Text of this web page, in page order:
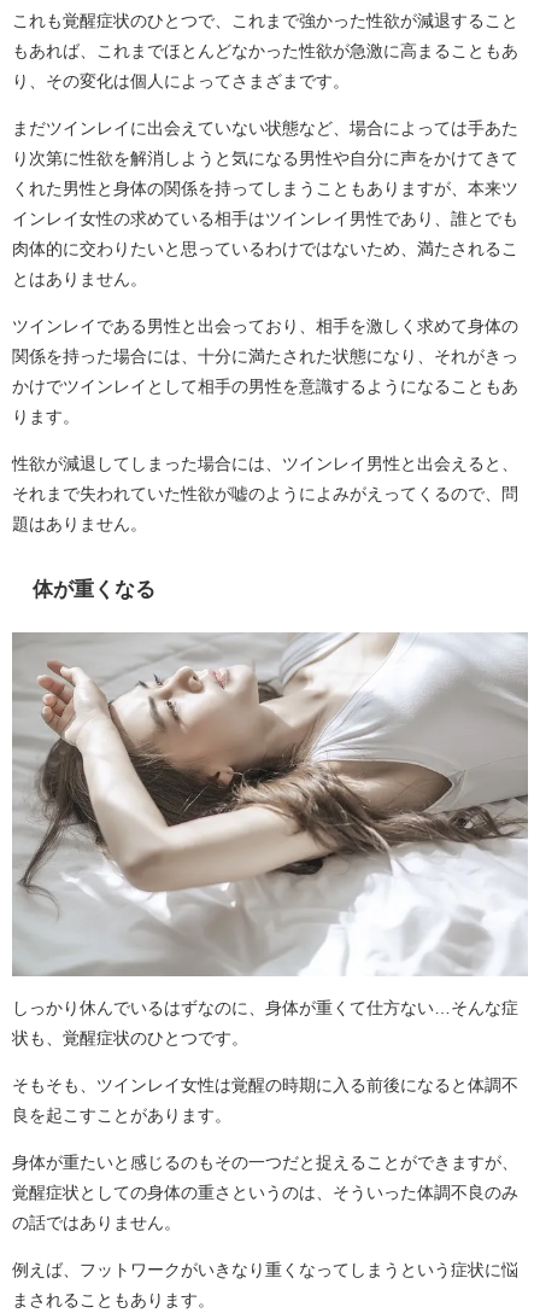
これも覚醒症状のひとつで、これまで強かった性欲が減退すること
もあれば、これまでほとんどなかった性欲が急激に高まることもあ
り、その変化は個人によってさまざまです。
まだツインレイに出会えていない状態など、場合によっては手あた
り次第に性欲を解消しようと気になる男性や自分に声をかけてきて
くれた男性と身体の関係を持ってしまうこともありますが、本来ツ
インレイ女性の求めている相手はツインレイ男性であり、誰とでも
肉体的に交わりたいと思っているわけではないため、満たされるこ
とはありません。
ツインレイである男性と出会っており、相手を激しく求めて身体の
関係を持った場合には、十分に満たされた状態になり、それがきっ
かけでツインレイとして相手の男性を意識するようになることもあ
ります。
性欲が減退してしまった場合には、ツインレイ男性と出会えると、
それまで失われていた性欲が嘘のようによみがえってくるので、問
題はありません。
体が重くなる
しっかり休んでいるはずなのに、身体が重くて仕方ない…そんな症
状も、覚醒症状のひとつです。
そもそも、ツインレイ女性は覚醒の時期に入る前後になると体調不
良を起こすことがあります。
身体が重たいと感じるのもその一つだと捉えることができますが、
覚醒症状としての身体の重さというのは、そういった体調不良のみ
の話ではありません。
例えば、フットワークがいきなり重くなってしまうという症状に悩
まされることもあります。